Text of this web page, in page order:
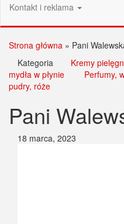
Kontakt i reklama
Strona główna » Pani
Kategoria
Kremy
mydła w płynie
Perfumy,
pudry, róże
Pani
18 marca, 2023